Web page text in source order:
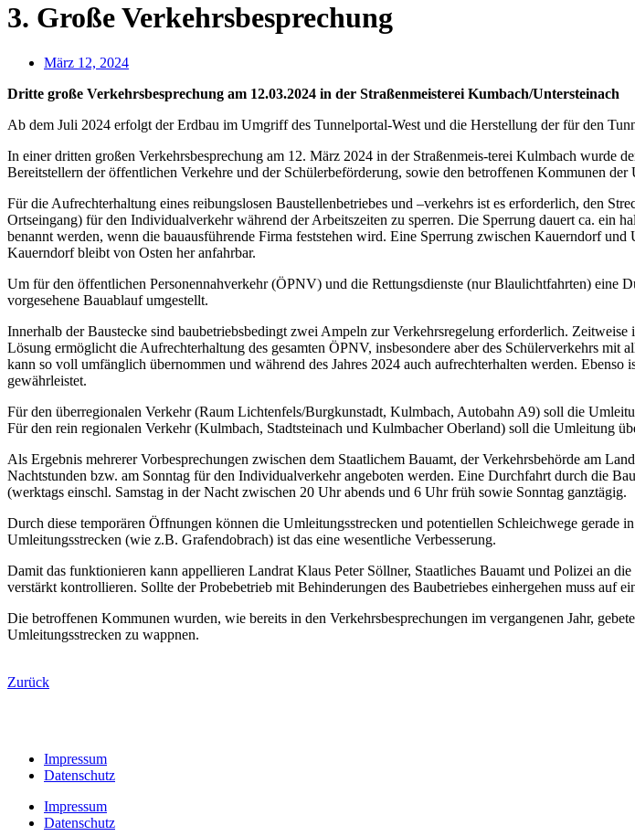
3. Große Verkehrsbesprechung
März 12, 2024
Dritte große Verkehrsbesprechung am 12.03.2024 in der Straßenmeisterei Kumbach/Untersteinach
Ab dem Juli 2024 erfolgt der Erdbau im Umgriff des Tunnelportal-West und die Herstellung der für den
In einer dritten großen Verkehrsbesprechung am 12. März 2024 in der Straßenmeis-terei Kulmbach wurde
Bereitstellern der öffentlichen Verkehre und der Schülerbeförderung, sowie den betroffenen Kommunen der
Für die Aufrechterhaltung eines reibungslosen Baustellenbetriebes und –verkehrs ist es erforderlich, den
Ortseingang) für den Individualverkehr während der Arbeitszeiten zu sperren. Die Sperrung dauert ca. ein
benannt werden, wenn die bauausführende Firma feststehen wird. Eine Sperrung zwischen Kauerndorf
Kauerndorf bleibt von Osten her anfahrbar.
Um für den öffentlichen Personennahverkehr (ÖPNV) und die Rettungsdienste (nur Blaulichtfahrten) eine
vorgesehene Bauablauf umgestellt.
Innerhalb der Baustecke sind baubetriebsbedingt zwei Ampeln zur Verkehrsregelung erforderlich.
Lösung ermöglicht die Aufrechterhaltung des gesamten ÖPNV, insbesondere aber des Schülerverkehrs
kann so voll umfänglich übernommen und während des Jahres 2024 auch aufrechterhalten werden.
gewährleistet.
Für den überregionalen Verkehr (Raum Lichtenfels/Burgkunstadt, Kulmbach, Autobahn A9) soll die
Für den rein regionalen Verkehr (Kulmbach, Stadtsteinach und Kulmbacher Oberland) soll die Umleitung
Als Ergebnis mehrerer Vorbesprechungen zwischen dem Staatlichem Bauamt, der Verkehrsbehörde am
Nachtstunden bzw. am Sonntag für den Individualverkehr angeboten werden. Eine Durchfahrt durch die
(werktags einschl. Samstag in der Nacht zwischen 20 Uhr abends und 6 Uhr früh sowie Sonntag ganztägig.
Durch diese temporären Öffnungen können die Umleitungsstrecken und potentiellen Schleichwege gerade
Umleitungsstrecken (wie z.B. Grafendobrach) ist das eine wesentliche Verbesserung.
Damit das funktionieren kann appellieren Landrat Klaus Peter Söllner, Staatliches Bauamt und Polizei an
verstärkt kontrollieren. Sollte der Probebetrieb mit Behinderungen des Baubetriebes einhergehen muss auf
Die betroffenen Kommunen wurden, wie bereits in den Verkehrsbesprechungen im vergangenen Jahr,
Umleitungsstrecken zu wappnen.
Zurück
Impressum
Datenschutz
Impressum
Datenschutz